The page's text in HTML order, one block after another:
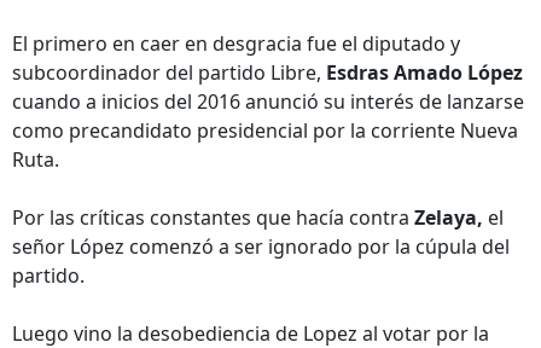
El primero en caer en desgracia fue el diputado y
subcoordinador del partido Libre, Esdras Amado López
cuando a inicios del 2016 anunció su interés de lanzarse
como precandidato presidencial por la corriente Nueva
Ruta.
Por las críticas constantes que hacía contra Zelaya, el
señor López comenzó a ser ignorado por la cúpula del
partido.
Luego vino la desobediencia de Lopez al votar por la